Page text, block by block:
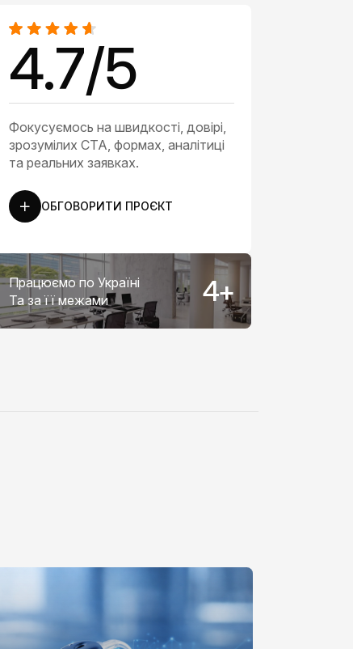
4.7/5
Фокусуємось на швидкості, довірі,
зрозумілих CTA, формах, аналітиці
та реальних заявках.
ОБГОВОРИТИ ПРОЄКТ
Працюємо по Україні
Та за її межами
5+